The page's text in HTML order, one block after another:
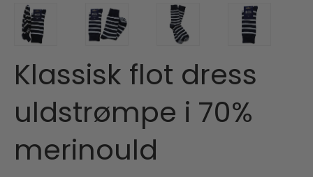
Klassisk flot dress
uldstrømpe i 70%
merinould